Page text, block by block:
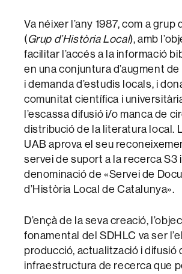
Va néixer l’any 1987, com a grup
(Grup d’Història Local), amb
facilitar l’accés a la informació
en una conjuntura d’augment
i demanda d’estudis locals, i
comunitat científica i
l’escassa difusió i/o manca de
distribució de la literatura local.
UAB aprova el seu
servei de suport a la recerca S3
denominació de «Servei de
d’Història Local de Catalunya».
D’ençà de la seva creació,
fonamental del SDHLC va ser
producció, actualització i difusió
infraestructura de recerca que